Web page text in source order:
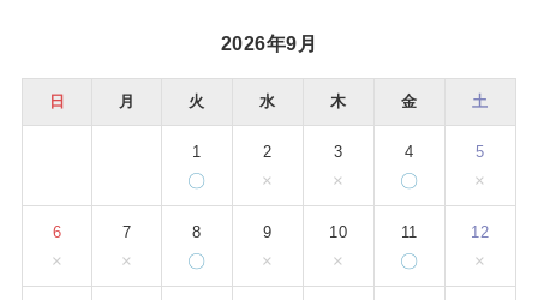
2026年9月
日 月 火 水 木 金 土
1
〇
2
×
3
×
4
〇
5
×
6
×
7
×
8
〇
9
×
10
×
11
〇
12
×